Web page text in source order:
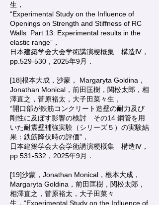
生，
“Experimental Study on the Influence of
Openings on Strength and Stiffness of RC
Walls Part 13: Experimental results in the
elastic range”，
日本建築学会大会学術講演梗概集 構造Ⅳ，
pp.529-530，2025年9月．
[18]根本大成，沙蒙， Margaryta Goldina，
Jonathan Monical，前田匡樹，関松太郎，相
澤直之，菅原裕太，大子田菜々生，
“開口部が鉄筋コンクリート造壁の耐力及び
剛性に及ぼす影響の検討 その14 鋼管を用
いた耐震壁補強実験（シリーズ５）の実験結
果：鉄筋降伏時の評価”，
日本建築学会大会学術講演梗概集 構造Ⅳ，
pp.531-532，2025年9月．
[19]沙蒙，Jonathan Monical，根本大成，
Margaryta Goldina，前田匡樹，関松太郎，
相澤直之，菅原裕太，大子田菜々
生，“Experimental Study on the Influence of